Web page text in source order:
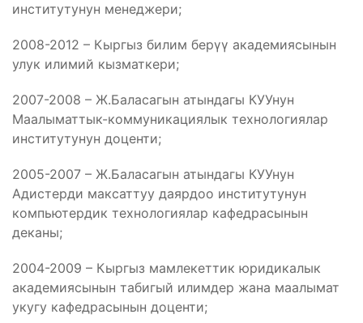
институтунун менеджери;
2008-2012 – Кыргыз билим берүү академиясынын
улук илимий кызматкери;
2007-2008 – Ж.Баласагын атындагы КУУнун
Маалыматтык-коммуникациялык технологиялар
институтунун доценти;
2005-2007 – Ж.Баласагын атындагы КУУнун
Адистерди максаттуу даярдоо институтунун
компьютердик технологиялар кафедрасынын
деканы;
2004-2009 – Кыргыз мамлекеттик юридикалык
академиясынын табигый илимдер жана маалымат
укугу кафедрасынын доценти;